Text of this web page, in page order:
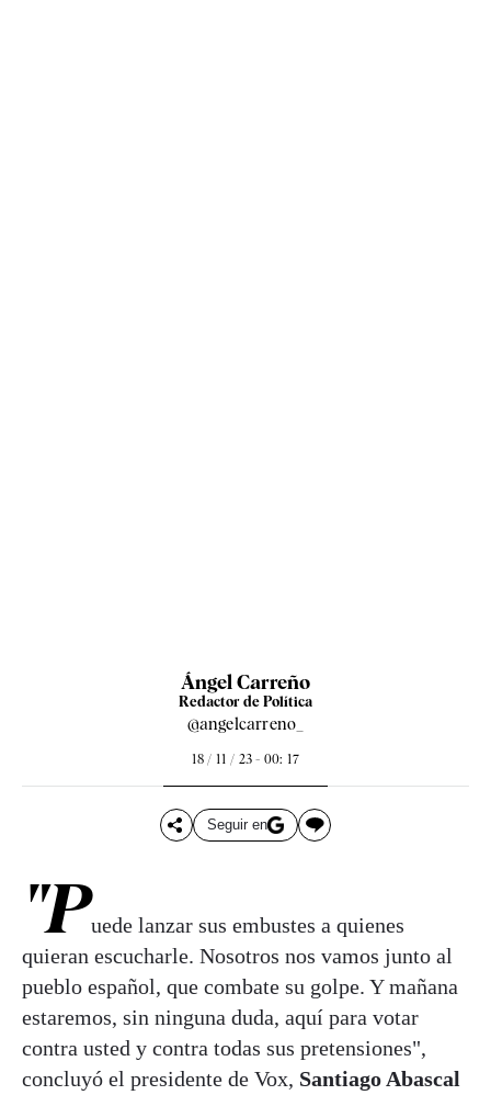
Ángel Carreño
Redactor de Política
@angelcarreno_
18 / 11 / 23 - 00: 17
Seguir en
"Puede lanzar sus embustes a quienes
quieran escucharle. Nosotros nos vamos junto al
pueblo español, que combate su golpe. Y mañana
estaremos, sin ninguna duda, aquí para votar
contra usted y contra todas sus pretensiones",
concluyó el presidente de Vox, Santiago Abascal